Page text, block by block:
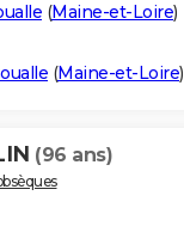
(Maine-et-Loire)
(Maine-et-Loire)
(96 ans)